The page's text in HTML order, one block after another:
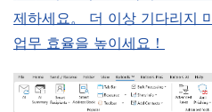
제하세요。 더 이상 기다리지
업무 효율을 높이세요！